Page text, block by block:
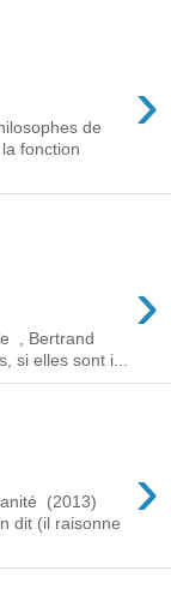
›
de
fonction
›
, Bertrand
si elles sont i...
›
(2013)
dit (il raisonne